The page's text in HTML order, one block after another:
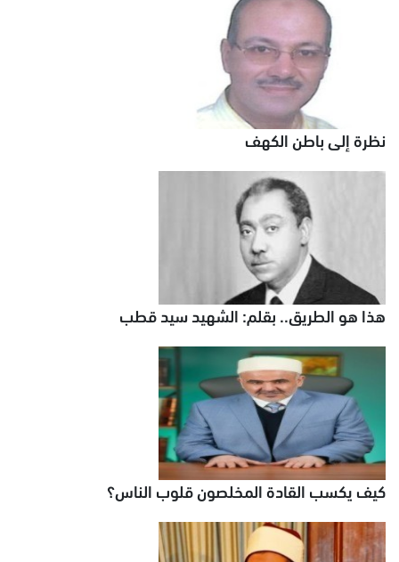
نظرة إلى باطن الكهف
هذا هو الطريق.. بقلم: الشهيد سيد قطب
كيف يكسب القادة المخلصون قلوب الناس؟